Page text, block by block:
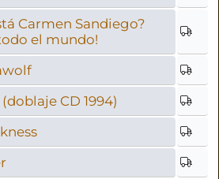
Carmen Sandiego?
el mundo!
CD 1994)